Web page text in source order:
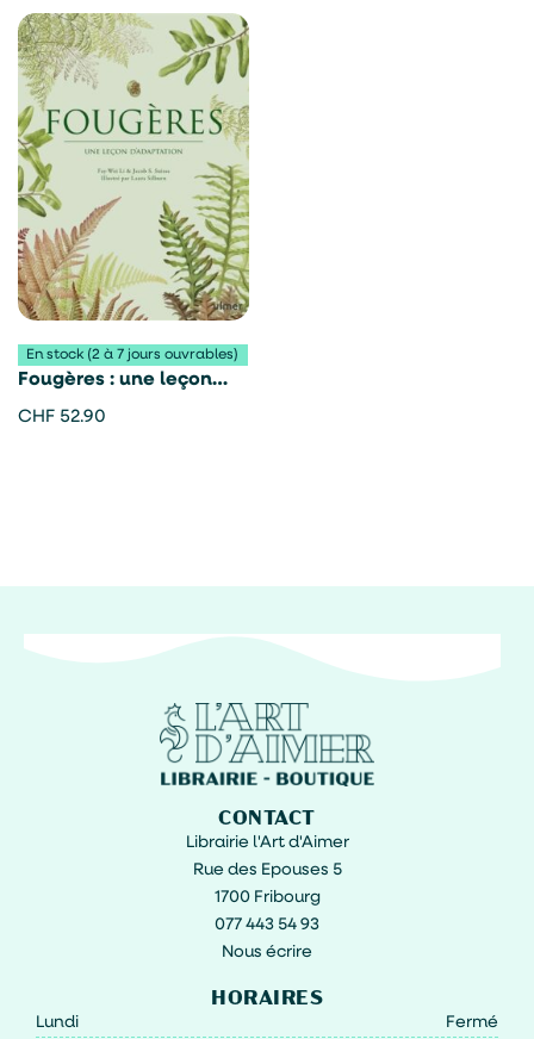
En stock (2 à 7 jours ouvrables)
Fougères : une leçon
d’adaptation – Fay-Wei
CHF 52.90
CONTACT
Librairie l'Art d'Aimer
Rue des Epouses 5
1700 Fribourg
077 443 54 93
Nous écrire
HORAIRES
Lundi Fermé